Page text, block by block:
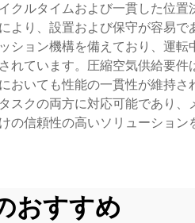
ルタイムおよび一貫した位
り、設置および保守が容易
ョン機構を備えており、運
ています。圧縮空気供給要
いても性能の一貫性が維持
クの両方に対応可能であり
信頼性の高いソリューション
おすすめ